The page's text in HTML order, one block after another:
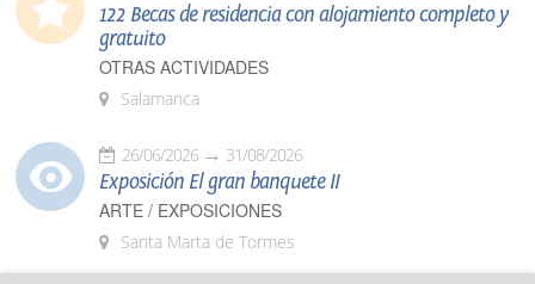
122 Becas de residencia con alojamiento completo y
gratuito
OTRAS ACTIVIDADES
Salamanca
26/06/2026 31/08/2026
Exposición El gran banquete II
ARTE / EXPOSICIONES
Santa Marta de Tormes